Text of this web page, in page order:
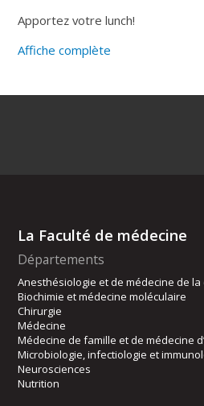
Apportez votre lunch!
Affiche complète
La Faculté de médecine
Départements
Anesthésiologie et de médecine de
Biochimie et médecine moléculaire
Chirurgie
Médecine
Médecine de famille et de médecine
Microbiologie, infectiologie et
Neurosciences
Nutrition